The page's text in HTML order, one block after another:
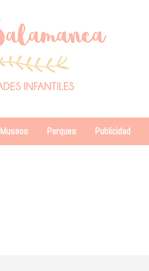
Museos Parques Publicidad